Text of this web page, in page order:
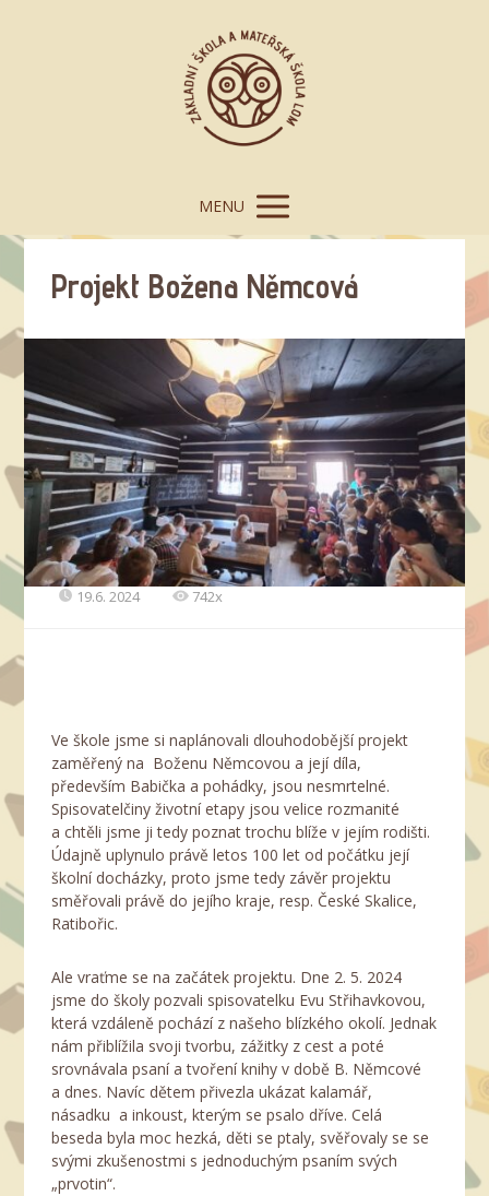
MENU
Projekt Božena Němcová
19.6. 2024 742x
Ve škole jsme si naplánovali dlouhodobější projekt
zaměřený na Boženu Němcovou a její díla,
především Babička a pohádky, jsou nesmrtelné.
Spisovatelčiny životní etapy jsou velice rozmanité
a chtěli jsme ji tedy poznat trochu blíže v jejím rodišti.
Údajně uplynulo právě letos 100 let od počátku její
školní docházky, proto jsme tedy závěr projektu
směřovali právě do jejího kraje, resp. České Skalice,
Ratibořic.
Ale vraťme se na začátek projektu. Dne 2. 5. 2024
jsme do školy pozvali spisovatelku Evu Střihavkovou,
která vzdáleně pochází z našeho blízkého okolí. Jednak
nám přiblížila svoji tvorbu, zážitky z cest a poté
srovnávala psaní a tvoření knihy v době B. Němcové
a dnes. Navíc dětem přivezla ukázat kalamář,
násadku a inkoust, kterým se psalo dříve. Celá
beseda byla moc hezká, děti se ptaly, svěřovaly se se
svými zkušenostmi s jednoduchým psaním svých
„prvotin“.